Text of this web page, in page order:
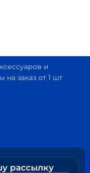
и
заказ от 1 шт
рассылку